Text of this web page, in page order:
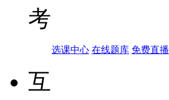
考
选课中心 在线题库 免费直播
互